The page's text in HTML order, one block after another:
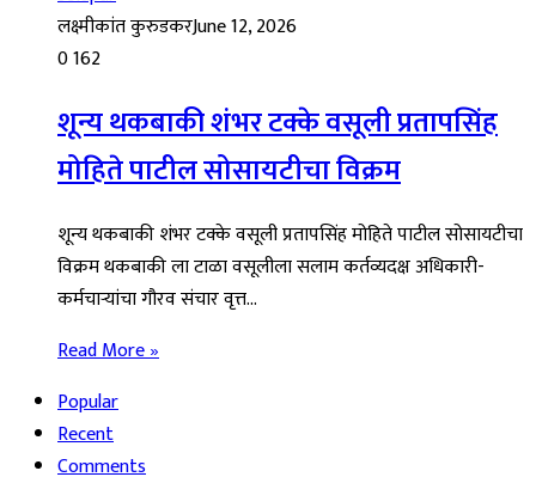
लक्ष्मीकांत कुरुडकरJune 12, 2026
0162
शून्य थकबाकी शंभर टक्के वसूली प्रतापसिंह
मोहिते पाटील सोसायटीचा विक्रम
शून्य थकबाकी शंभर टक्के वसूली प्रतापसिंह मोहिते पाटील सोसायटीचा
विक्रम थकबाकी ला टाळा वसूलीला सलाम कर्तव्यदक्ष अधिकारी-
कर्मचाऱ्यांचा गौरव संचार वृत्त…
Read More »
Popular
Recent
Comments